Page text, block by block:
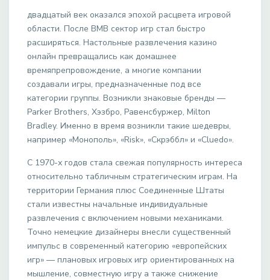
двадцатый век оказался эпохой расцвета игровой
области. После ВМВ сектор игр стал быстро
расширяться. Настольные развлечения казино
онлайн превращались как домашнее
времяпрепровождение, а многие компании
создавали игры, предназначенные под все
категории группы. Возникли знаковые бренды —
Parker Brothers, Хэзбро, Равенсбуржер, Milton
Bradley. Именно в время возникли такие шедевры,
например «Монополь», «Risk», «Скрэббл» и «Cluedo».
С 1970-х годов стала свежая популярность интереса
относительно табличным стратегическим играм. На
территории Германия плюс Соединенные Штаты
стали известны начальные индивидуальные
развлечения с включением новыми механиками.
Точно немецкие дизайнеры внесли существенный
импульс в современный категорию «европейских
игр» — плановых игровых игр ориентированных на
мышление, совместную игру а также снижение